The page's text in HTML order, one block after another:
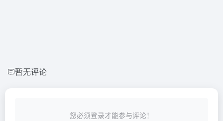
暂无评论
您必须登录才能参与评论！